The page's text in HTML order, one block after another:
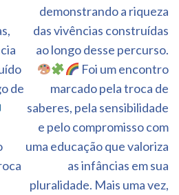
de
demonstrando a riqueza
das vivências construídas
ao longo desse percurso.
Foi um encontro
marcado pela troca de
saberes, pela sensibilidade
e pelo compromisso com
uma educação que valoriza
as infâncias em sua
pluralidade. Mais uma vez,